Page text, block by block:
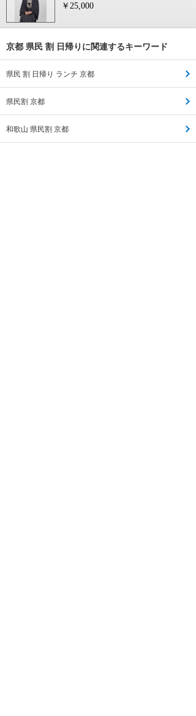
￥25,000
京都 県民 割 日帰りに関連するキーワード
県民 割 日帰り ランチ 京都
県民割 京都
和歌山 県民割 京都